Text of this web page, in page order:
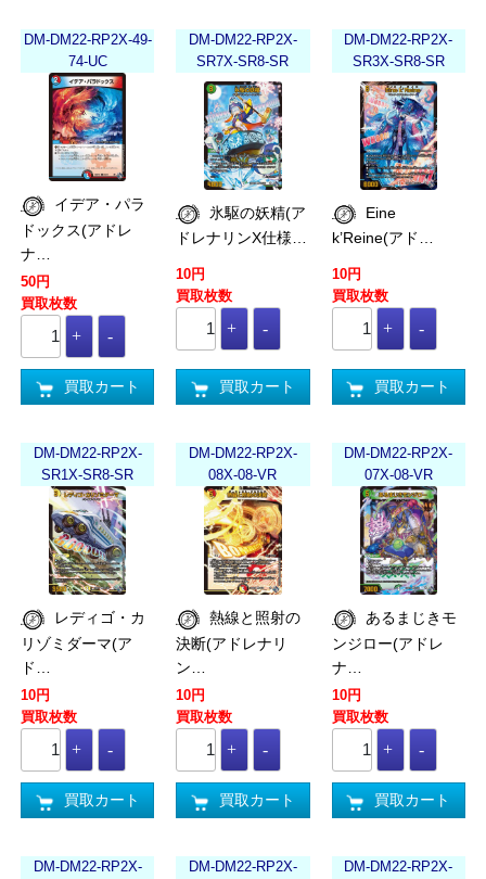
DM-DM22-RP2X-49-
74-UC
ドックス(アドレ
ナ…
50円
買取枚数
買取カート
DM-DM22-RP2X-
SR7X-SR8-SR
ドレナリンX仕様…
10円
買取枚数
買取カート
DM-DM22-RP2X-
SR3X-SR8-SR
k’Reine(アド…
10円
買取枚数
買取カート
DM-DM22-RP2X-
SR1X-SR8-SR
リゾミダーマ(ア
ド…
10円
買取枚数
買取カート
DM-DM22-RP2X-
08X-08-VR
熱線と照射の
決断(アドレナリ
ン…
10円
買取枚数
買取カート
DM-DM22-RP2X-
07X-08-VR
ンジロー(アドレ
ナ…
10円
買取枚数
買取カート
DM-DM22-RP2X-
DM-DM22-RP2X-
DM-DM22-RP2X-